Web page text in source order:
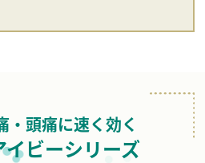
・頭痛に速く効く
ビーシリーズ